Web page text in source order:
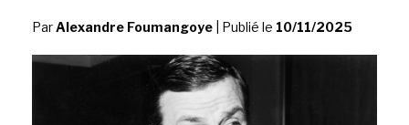
ParAlexandre Foumangoye Publié le 10/11/2025